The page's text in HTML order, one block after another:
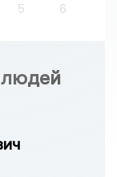
5 6
людей